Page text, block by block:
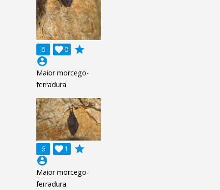
6 0

grade
account_circle
Maior morcego-
ferradura
6 1

grade
account_circle
Maior morcego-
ferradura